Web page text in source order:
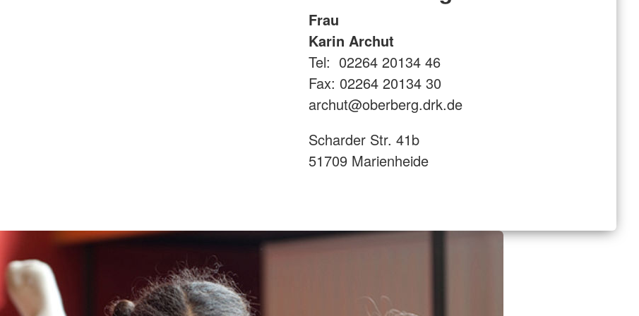
Frau
Karin Archut
Tel: 02264 20134 46
Fax: 02264 20134 30
archut@oberberg.drk.de
Scharder Str. 41b
51709 Marienheide